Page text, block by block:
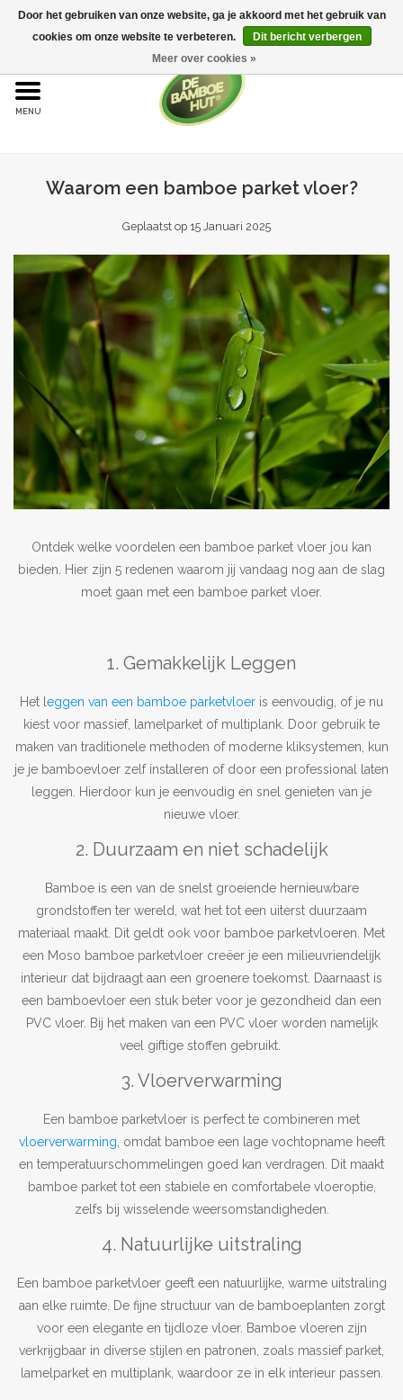
Home
Bamboe vloeren
Onderhoud
Bijproducten
Leggen
Outlet
Contact
projecten
Waarom een bamboe parket vloer?
Geplaatst op 15 Januari 2025
Ontdek welke voordelen een bamboe parket vloer jou kan
bieden. Hier zijn 5 redenen waarom jij vandaag nog aan de slag
moet gaan met een bamboe parket vloer.
1. Gemakkelijk Leggen
Het leggen van een bamboe parketvloer is eenvoudig, of je nu
kiest voor massief, lamelparket of multiplank. Door gebruik te
maken van traditionele methoden of moderne kliksystemen, kun
je je bamboevloer zelf installeren of door een professional laten
leggen. Hierdoor kun je eenvoudig en snel genieten van je
nieuwe vloer.
2. Duurzaam en niet schadelijk
Bamboe is een van de snelst groeiende hernieuwbare
grondstoffen ter wereld, wat het tot een uiterst duurzaam
materiaal maakt. Dit geldt ook voor bamboe parketvloeren. Met
een Moso bamboe parketvloer creëer je een milieuvriendelijk
interieur dat bijdraagt aan een groenere toekomst. Daarnaast is
een bamboevloer een stuk beter voor je gezondheid dan een
PVC vloer. Bij het maken van een PVC vloer worden namelijk
veel giftige stoffen gebruikt.
3. Vloerverwarming
Een bamboe parketvloer is perfect te combineren met
vloerverwarming, omdat bamboe een lage vochtopname heeft
en temperatuurschommelingen goed kan verdragen. Dit maakt
bamboe parket tot een stabiele en comfortabele vloeroptie,
zelfs bij wisselende weersomstandigheden.
4. Natuurlijke uitstraling
Een bamboe parketvloer geeft een natuurlijke, warme uitstraling
aan elke ruimte. De fijne structuur van de bamboeplanten zorgt
voor een elegante en tijdloze vloer. Bamboe vloeren zijn
verkrijgbaar in diverse stijlen en patronen, zoals massief parket,
lamelparket en multiplank, waardoor ze in elk interieur passen.
Door het gebruiken van onze website, ga je akkoord met het gebruik van
cookies om onze website te verbeteren.
Dit bericht verbergen
Meer over cookies »